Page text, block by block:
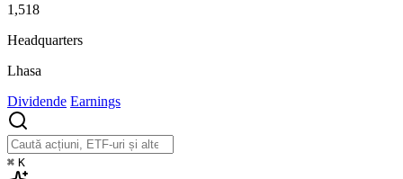
1,518
Headquarters
Lhasa
Dividende Earnings
⌘ K